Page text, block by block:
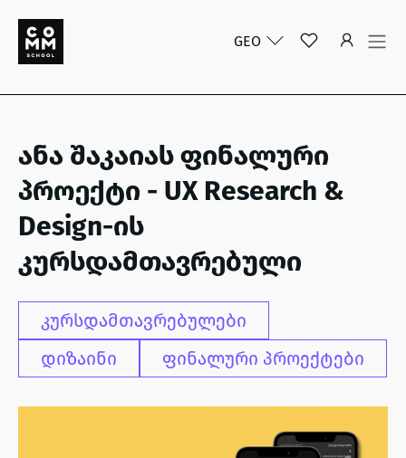
GEO
ანა შაკაიას ფინალური
პროექტი - UX Research &
Design-ის
კურსდამთავრებული
კურსდამთავრებულები
დიზაინი
ფინალური პროექტები